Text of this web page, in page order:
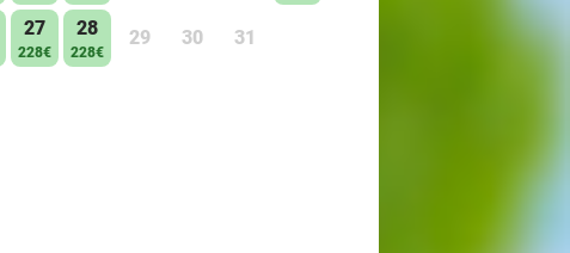
27
228€
28
228€
29 30 31